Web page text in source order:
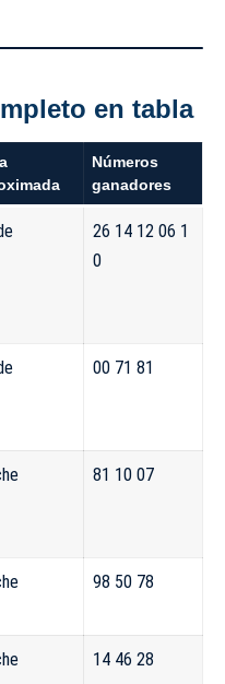
en tabla
Números
ganadores
26 14 12 06 1
0
00 71 81
81 10 07
98 50 78
14 46 28